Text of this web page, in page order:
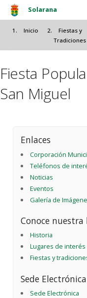
Pasar al
Solarana
Inicio
Fiestas y
Tradiciones
Fiesta
San Miguel
Enlaces
Corporación
Teléfonos de
Noticias
Eventos
Galería de
Conoce
Historia
Lugares de interés
Fiestas y
Sede Electrónica
Sede Electrónica